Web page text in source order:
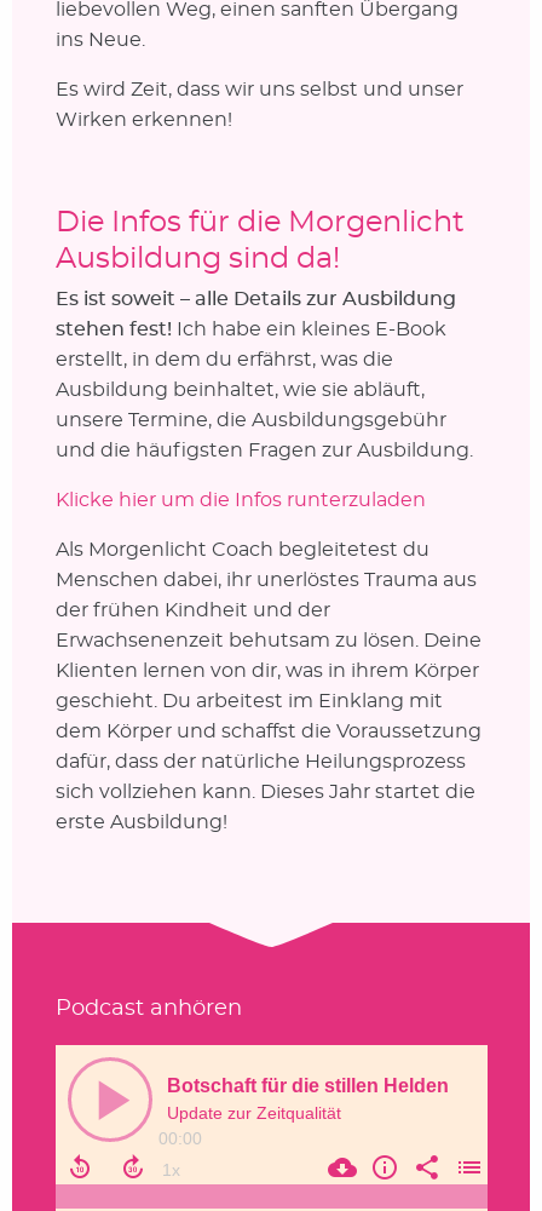
liebevollen Weg, einen sanften Übergang
ins Neue.
Es wird Zeit, dass wir uns selbst und unser
Wirken erkennen!
Die Infos für die Morgenlicht
Ausbildung sind da!
Es ist soweit – alle Details zur Ausbildung
stehen fest!
Ich habe ein kleines E-Book
erstellt, in dem du erfährst, was die
Ausbildung beinhaltet, wie sie abläuft,
unsere Termine, die Ausbildungsgebühr
und die häufigsten Fragen zur Ausbildung.
Klicke hier um die Infos runterzuladen
Als Morgenlicht Coach begleitetest du
Menschen dabei, ihr unerlöstes Trauma aus
der frühen Kindheit und der
Erwachsenenzeit behutsam zu lösen. Deine
Klienten lernen von dir, was in ihrem Körper
geschieht. Du arbeitest im Einklang mit
dem Körper und schaffst die Voraussetzung
dafür, dass der natürliche Heilungsprozess
sich vollziehen kann. Dieses Jahr startet die
erste Ausbildung!
Podcast anhören